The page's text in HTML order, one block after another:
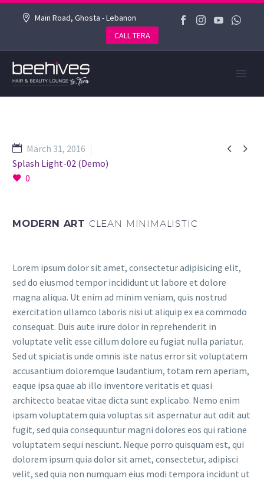
Main Road, Ghosta - Lebanon
CALL TERA
 
March 31, 2016
Splash Light-02 (Demo)
0
MODERN ART CLEAN MINIMALISTIC
Lorem ipsum dolor sit amet, consectetur adipisicing elit,
sed do eiusmod tempor incididunt ut labore et dolore
magna aliqua. Ut enim ad minim veniam, quis nostrud
exercitation ullamco laboris nisi ut aliquip ex ea commodo
consequat. Duis aute irure dolor in reprehenderit in
voluptate velit esse cillum dolore eu fugiat nulla pariatur.
Sed ut spiciatis unde omnis iste natus error sit voluptatem
accusantium doloremque laudantium, totam rem aperiam,
eaque ipsa quae ab illo inventore veritatis et quasi
architecto beatae vitae dicta sunt explicabo. Nemo enim
ipsam voluptatem quia voluptas sit aspernatur aut odit aut
fugit, sed quia consequuntur magni dolores eos qui ratione
voluptatem sequi nesciunt. Neque porro quisquam est, qui
dolorem ipsum quia dolor sit amet, consectetur, adipisci
velit, sed quia non numquam eius modi tempora incidunt ut